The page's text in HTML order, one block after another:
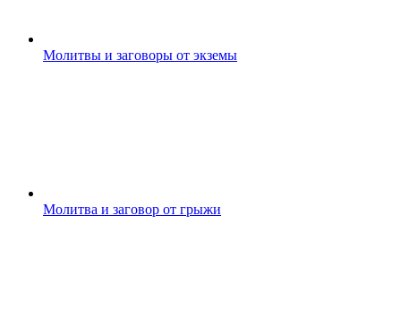
Молитвы и заговоры от экземы
Молитва и заговор от грыжи